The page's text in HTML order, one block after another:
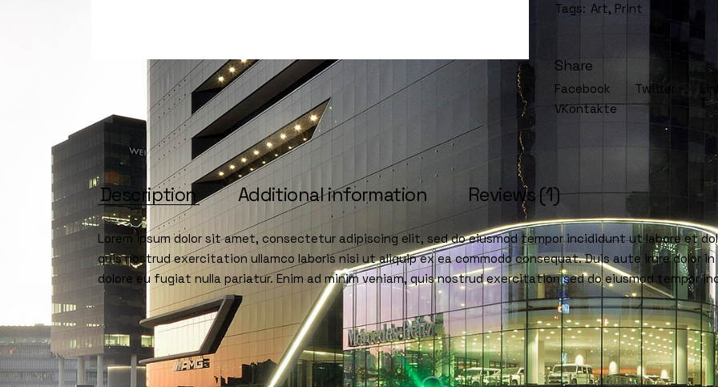
Tags: Art, Print
Share
Facebook Twitter
VKontakte
Description Additional information Reviews (1)
Lorem ipsum dolor sit amet, consectetur adipiscing elit, sed do eiusmod tempor incididunt ut labore et
quis nostrud exercitation ullamco laboris nisi ut aliquip ex ea commodo consequat. Duis aute irure dolor
dolore eu fugiat nulla pariatur. Enim ad minim veniam, quis nostrud exercitation sed do eiusmod tempor